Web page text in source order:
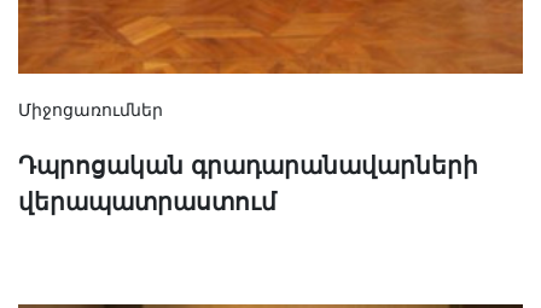
Միջոցառումներ
Դպրոցական գրադարանավարների
վերապատրաստում